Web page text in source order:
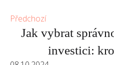
Předchozí
Jak vybrat
investici: